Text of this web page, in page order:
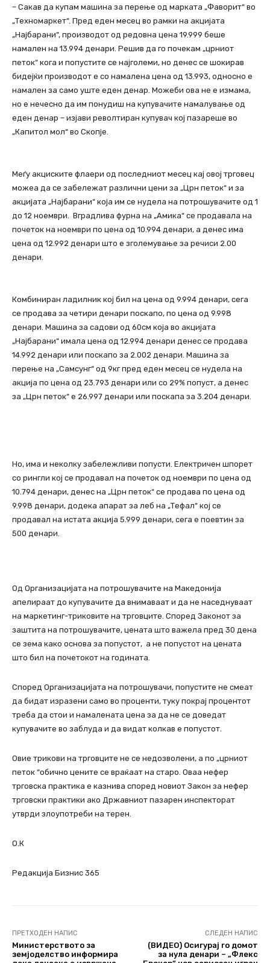
– Сакав да купам машина за перење од марката „Фаворит“ во
„Техномаркет“. Пред еден месец во рамки на акцијата
„Најбарани“, производот од редовна цена 19.999 беше
намален на 13.994 денари. Решив да го почекам „црниот
петок“ кога и попустите се најголеми, но денес се шокирав
бидејќи производот е со намалена цена од 13.993, односно е
намален за само уште еден денар. Можеби ова не е измама,
но е нечесно да им понудиш на купувачите намалување од
еден денар – изјави револтиран купувач кој пазареше во
„Капитол мол“ во Скопје.
Меѓу акциските флаери од последниот месец кај овој трговец
можеа да се забележат различни цени за „Црн петок“ и за
акцијата „Најбарани“ која им се нудела на потрошувачите од 1
до 12 ноември. Вградлива фурна на „Амика“ се продавала на
почеток на ноември по цена од 10.994 денари, а денес има
цена од 12.992 денари што е зголемување за речиси 2.00
денари.
Комбиниран ладилник кој бил на цена од 9.994 денари, сега
се продава за четири денари поскапо, по цена од 9.998
денари. Машина за садови од 60см која во акцијата
„Најбарани“ имала цена од 12.994 денари денес се продава
14.992 денари или поскапо за 2.002 денари. Машина за
перење на „Самсунг“ од 9кг пред еден месец се нудела на
акција по цена од 23.793 денари или со 29% попуст, а денес
за „Црн петок“ е 26.997 денари или поскапа за 3.204 денари.
Но, има и неколку забележливи попусти. Електричен шпорет
со рингли кој се продавал на почеток од ноември по цена од
10.794 денари, денес на „Црн петок“ се продава по цена од
9.998 денари, додека апарат за леб на „Тефал“ кој се
продавал на истата акција 5.999 денари, сега е поевтин за
500 денари.
Од Организацијата на потрошувачите на Македонија
апелираат до купувачите да внимаваат и да не наседнуваат
на маркетинг-триковите на трговците. Според Законот за
заштита на потрошувачите, цената што важела пред 30 дена
се зема како основа за попустот, а не попустот на цената
што бил на почетокот на годината.
Според Организацијата на потрошувачи, попустите не смеат
да бидат изразени само во проценти, туку покрај процентот
треба да стои и намалената цена за да не се доведат
купувачите во заблуда и да видат колкав е попустот.
Овие трикови на трговците не се недозволени, а по „црниот
петок “обично цените се враќаат на старо. Оваа нефер
трговска практика е казнива според новиот Закон за нефер
трговски практики ако Државниот пазарен инспекторат
утврди злоупотреби на терен.
О.К
Редакција Бизнис 365
ПРЕТХОДЕН НАПИС
Министерството за
земјоделство информира
СЛЕДЕН НАПИС
(ВИДЕО) Oсигурај го домот
за нула денари – „Флекс